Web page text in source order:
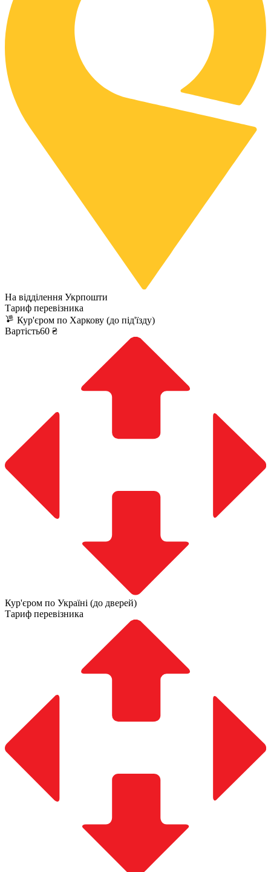
На відділення Укрпошти
Тариф перевізника
Кур'єром по Харкову (до під'їзду)
Вартість60 ₴
Кур'єром по Україні (до дверей)
Тариф перевізника